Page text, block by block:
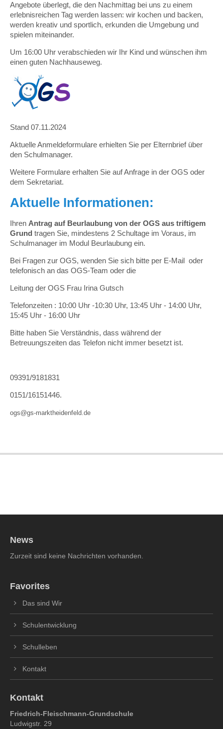
Angebote überlegt, die den Nachmittag bei uns zu einem
erlebnisreichen Tag werden lassen: wir kochen und backen,
werden kreativ und sportlich, erkunden die Umgebung und
spielen miteinander.
Um 16:00 Uhr verabschieden wir Ihr Kind und wünschen ihm
einen guten Nachhauseweg.
Stand 07.11.2024
Aktuelle Anmeldeformulare erhielten Sie per Elternbrief über
den Schulmanager.
Weitere Formulare erhalten Sie auf Anfrage in der OGS oder
dem Sekretariat.
Aktuelle Informationen:
Ihren Antrag auf Beurlaubung von der OGS aus triftigem
Grund tragen Sie, mindestens 2 Schultage im Voraus, im
Schulmanager im Modul Beurlaubung ein.
Bei Fragen zur OGS, wenden Sie sich bitte per E-Mail oder
telefonisch an das OGS-Team oder die
Leitung der OGS Frau Irina Gutsch
Telefonzeiten : 10:00 Uhr -10:30 Uhr, 13:45 Uhr - 14:00 Uhr,
15:45 Uhr - 16:00 Uhr
Bitte haben Sie Verständnis, dass während der
Betreuungszeiten das Telefon nicht immer besetzt ist.
09391/9181831
0151/16151446.
ogs@gs-marktheidenfeld.de
News
Zurzeit sind keine Nachrichten vorhanden.
Favorites
Das sind Wir
Schulentwicklung
Schulleben
Kontakt
Kontakt
Friedrich-Fleischmann-Grundschule
Ludwigstr. 29